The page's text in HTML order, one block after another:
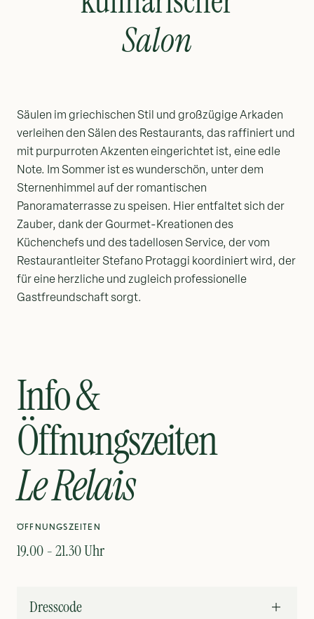
Salon
Säulen im griechischen Stil und großzügige Arkaden
verleihen den Sälen des Restaurants, das raffiniert und
mit purpurroten Akzenten eingerichtet ist, eine edle
Note. Im Sommer ist es wunderschön, unter dem
Sternenhimmel auf der romantischen
Panoramaterrasse zu speisen. Hier entfaltet sich der
Zauber, dank der Gourmet-Kreationen des
Küchenchefs und des tadellosen Service, der vom
Restaurantleiter Stefano Protaggi koordiniert wird, der
für eine herzliche und zugleich professionelle
Gastfreundschaft sorgt.
Info &
Öffnungszeiten
Le Relais
ÖFFNUNGSZEITEN
19.00 - 21.30 Uhr
Dresscode